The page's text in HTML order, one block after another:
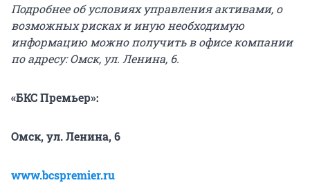
Подробнее об условиях управления активами, о
возможных рисках и иную необходимую
информацию можно получить в офисе компании
по адресу: Омск, ул. Ленина, 6.
«БКС Премьер»:
Омск, ул. Ленина, 6
www.bcspremier.ru